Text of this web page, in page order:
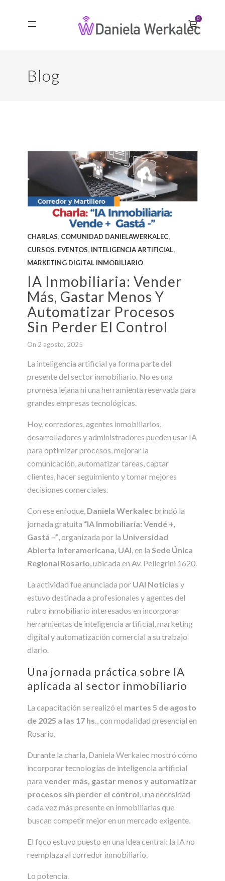
0
Blog
CHARLAS COMUNIDAD DANIELAWERKALEC
CURSOS EVENTOS INTELIGENCIA ARTIFICIAL
MARKETING DIGITAL INMOBILIARIO
IA Inmobiliaria: Vender
Más, Gastar Menos Y
Automatizar Procesos
Sin Perder El Control
On 2 agosto, 2025
La inteligencia artificial ya forma parte del
presente del sector inmobiliario. No es una
promesa lejana ni una herramienta reservada para
grandes empresas tecnológicas.
Hoy, corredores, agentes inmobiliarios,
desarrolladores y administradores pueden usar IA
para optimizar procesos, mejorar la
comunicación, automatizar tareas, captar
clientes, hacer seguimiento y tomar mejores
decisiones comerciales.
Con ese enfoque, Daniela Werkalec brindó la
jornada gratuita “IA Inmobiliaria: Vendé +,
Gastá –” , organizada por la Universidad
Abierta Interamericana, UAI , en la Sede Única
Regional Rosario , ubicada en Av. Pellegrini 1620.
La actividad fue anunciada por UAI Noticias y
estuvo destinada a profesionales y agentes del
rubro inmobiliario interesados en incorporar
herramientas de inteligencia artificial, marketing
digital y automatización comercial a su trabajo
diario.
Una jornada práctica sobre IA
aplicada al sector inmobiliario
La capacitación se realizó el martes 5 de agosto
de 2025 a las 17 hs. , con modalidad presencial en
Rosario.
Durante la charla, Daniela Werkalec mostró cómo
incorporar tecnologías de inteligencia artificial
para vender más, gastar menos y automatizar
procesos sin perder el control , una necesidad
cada vez más presente en inmobiliarias que
buscan competir mejor en un mercado exigente.
El foco estuvo puesto en una idea central: la IA no
reemplaza al corredor inmobiliario.
Lo potencia.